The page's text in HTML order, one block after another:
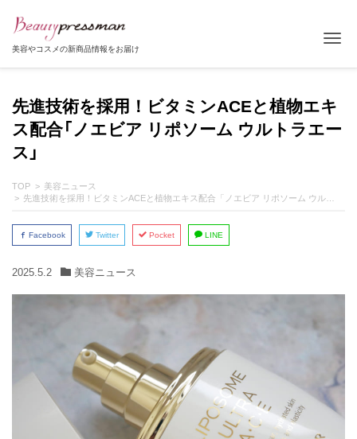
美容やコスメの新商品情報をお届け
先進技術を採用！ビタミンACEと植物エキ
ス配合「ノエビア リポソーム ウルトラエー
ス」
TOP
美容ニュース
先進技術を採用！ビタミンACEと植物エキス配合「ノエビア リポソーム ウルトラエース」
Facebook Twitter Pocket LINE
2025.5.2 美容ニュース